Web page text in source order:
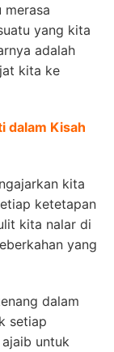
merasa
yang kita
adalah
kita ke
dalam Kisah
kita
ketetapan
kita nalar di
yang
dalam
setiap
untuk